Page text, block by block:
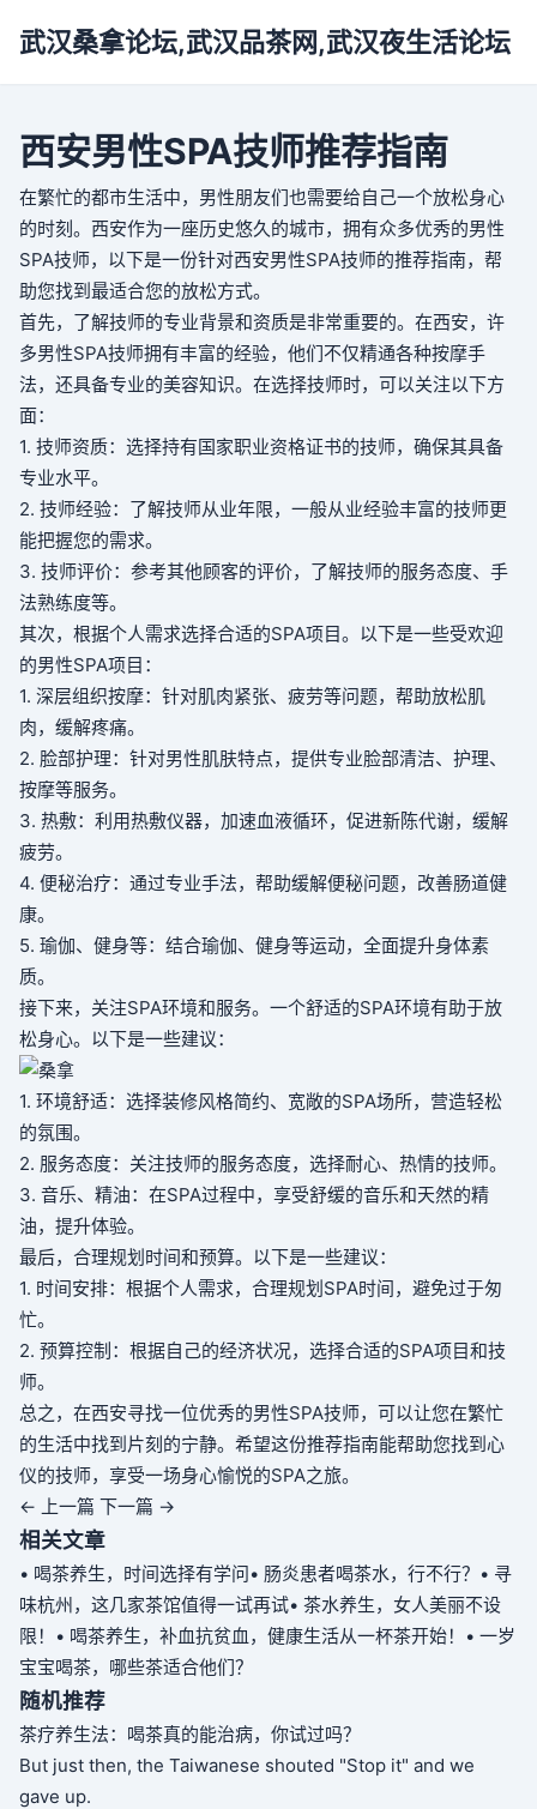
武汉桑拿论坛,武汉品茶网,武汉夜生活论坛
西安男性SPA技师推荐指南
在繁忙的都市生活中，男性朋友们也需要给自己一个放松身心
的时刻。西安作为一座历史悠久的城市，拥有众多优秀的男性
SPA技师，以下是一份针对西安男性SPA技师的推荐指南，帮
助您找到最适合您的放松方式。
首先，了解技师的专业背景和资质是非常重要的。在西安，许
多男性SPA技师拥有丰富的经验，他们不仅精通各种按摩手
法，还具备专业的美容知识。在选择技师时，可以关注以下方
面：
1. 技师资质：选择持有国家职业资格证书的技师，确保其具备
专业水平。
2. 技师经验：了解技师从业年限，一般从业经验丰富的技师更
能把握您的需求。
3. 技师评价：参考其他顾客的评价，了解技师的服务态度、手
法熟练度等。
其次，根据个人需求选择合适的SPA项目。以下是一些受欢迎
的男性SPA项目：
1. 深层组织按摩：针对肌肉紧张、疲劳等问题，帮助放松肌
肉，缓解疼痛。
2. 脸部护理：针对男性肌肤特点，提供专业脸部清洁、护理、
按摩等服务。
3. 热敷：利用热敷仪器，加速血液循环，促进新陈代谢，缓解
疲劳。
4. 便秘治疗：通过专业手法，帮助缓解便秘问题，改善肠道健
康。
5. 瑜伽、健身等：结合瑜伽、健身等运动，全面提升身体素
质。
接下来，关注SPA环境和服务。一个舒适的SPA环境有助于放
松身心。以下是一些建议：
1. 环境舒适：选择装修风格简约、宽敞的SPA场所，营造轻松
的氛围。
2. 服务态度：关注技师的服务态度，选择耐心、热情的技师。
3. 音乐、精油：在SPA过程中，享受舒缓的音乐和天然的精
油，提升体验。
最后，合理规划时间和预算。以下是一些建议：
1. 时间安排：根据个人需求，合理规划SPA时间，避免过于匆
忙。
2. 预算控制：根据自己的经济状况，选择合适的SPA项目和技
师。
总之，在西安寻找一位优秀的男性SPA技师，可以让您在繁忙
的生活中找到片刻的宁静。希望这份推荐指南能帮助您找到心
仪的技师，享受一场身心愉悦的SPA之旅。
← 上一篇 下一篇 →
相关文章
• 喝茶养生，时间选择有学问• 肠炎患者喝茶水，行不行？ • 寻
味杭州，这几家茶馆值得一试再试• 茶水养生，女人美丽不设
限！
• 喝茶养生，补血抗贫血，健康生活从一杯茶开始！
• 一岁
宝宝喝茶，哪些茶适合他们？
随机推荐
茶疗养生法：喝茶真的能治病，你试过吗？
But just then, the Taiwanese shouted "Stop it" and we
gave up.